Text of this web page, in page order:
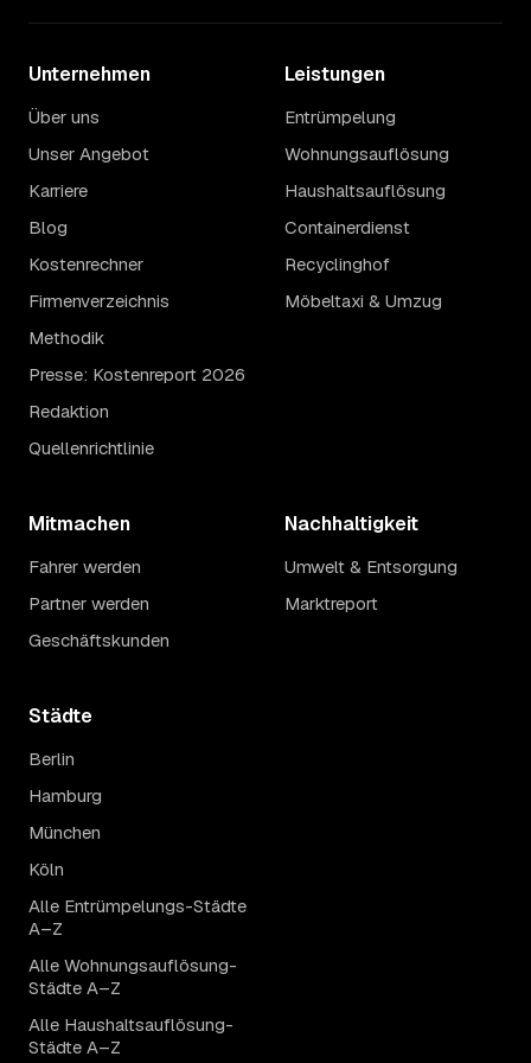
Unternehmen
Über uns
Unser Angebot
Karriere
Blog
Kostenrechner
Firmenverzeichnis
Methodik
Presse: Kostenreport 2026
Redaktion
Quellenrichtlinie
Leistungen
Entrümpelung
Wohnungsauflösung
Haushaltsauflösung
Containerdienst
Recyclinghof
Möbeltaxi & Umzug
Mitmachen
Fahrer werden
Partner werden
Geschäftskunden
Nachhaltigkeit
Umwelt & Entsorgung
Marktreport
Städte
Berlin
Hamburg
München
Köln
Alle Entrümpelungs-Städte
A–Z
Alle Wohnungsauflösung-
Städte A–Z
Alle Haushaltsauflösung-
Städte A–Z